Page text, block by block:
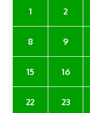
1 2
8 9
15 16
22 23